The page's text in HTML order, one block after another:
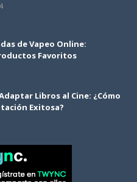
de Vapeo Online:
Favoritos
Libros al Cine: ¿Cómo
Exitosa?